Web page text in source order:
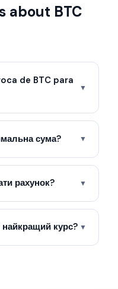
about BTC
de BTC para
▼
сума? ▼
рахунок? ▼
курс? ▼